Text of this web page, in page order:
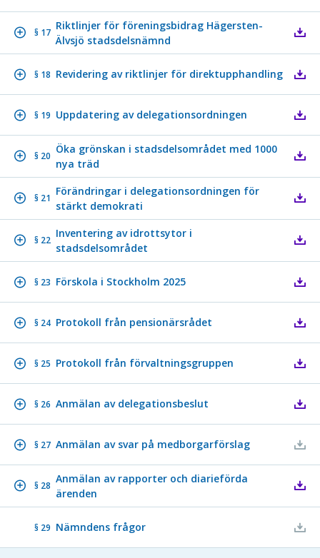
§ 17
Riktlinjer för föreningsbidrag Hägersten-
Älvsjö stadsdelsnämnd
§ 18 Revidering av riktlinjer för direktupphandling
§ 19 Uppdatering av delegationsordningen
§ 20
Öka grönskan i stadsdelsområdet med 1000
nya träd
§ 21
Förändringar i delegationsordningen för
stärkt demokrati
§ 22
Inventering av idrottsytor i
stadsdelsområdet
§ 23 Förskola i Stockholm 2025
§ 24 Protokoll från pensionärsrådet
§ 25 Protokoll från förvaltningsgruppen
§ 26 Anmälan av delegationsbeslut
§ 27 Anmälan av svar på medborgarförslag
§ 28
Anmälan av rapporter och diarieförda
ärenden
§ 29 Nämndens frågor